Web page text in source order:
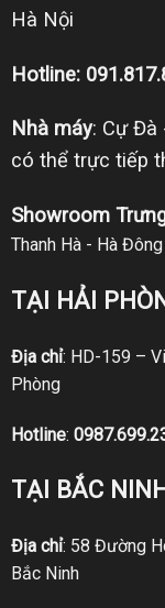
Hà Nội
Hotline:
Nhà máy: Cự Đà
có thể trực tiếp
Showroom
Thanh Hà - Hà
TẠI HẢI
Địa chỉ: HD-159 –
Phòng
Hotline:
TẠI BẮC NINH
Địa chỉ: 58 Đường
Bắc Ninh